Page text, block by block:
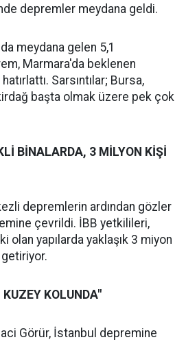
depremler meydana geldi.
meydana gelen 5,1
Marmara'da beklenen
Sarsıntılar; Bursa,
başta olmak üzere pek çok
BİNALARDA, 3 MİLYON KİŞİ
depremlerin ardından gözler
çevrildi. İBB yetkilileri,
olan yapılarda yaklaşık 3 miyon
getiriyor.
KOLUNDA"
Görür, İstanbul depremine